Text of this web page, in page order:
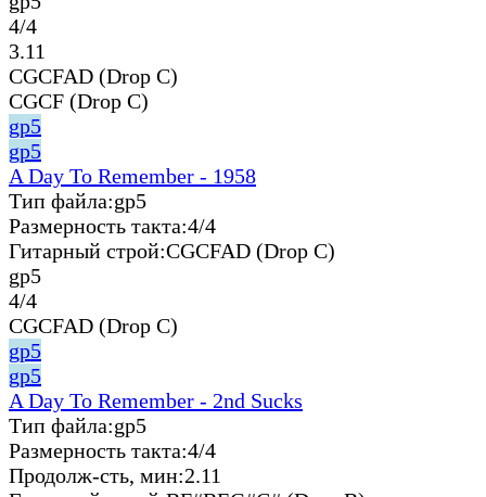
4/4
3.11
CGCFAD (Drop C)
CGCF (Drop C)
gp5
gp5
A Day To Remember - 1958
Тип файла:gp5
Размерность такта:4/4
Гитарный строй:CGCFAD (Drop C)
gp5
4/4
CGCFAD (Drop C)
gp5
gp5
A Day To Remember - 2nd Sucks
Тип файла:gp5
Размерность такта:4/4
Продолж-сть, мин:2.11